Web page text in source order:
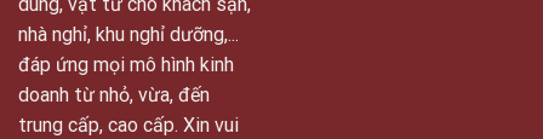
dùng, vật tư cho khách sạn,
nhà nghỉ, khu nghỉ dưỡng,...
đáp ứng mọi mô hình kinh
doanh từ nhỏ, vừa, đến
trung cấp, cao cấp. Xin vui